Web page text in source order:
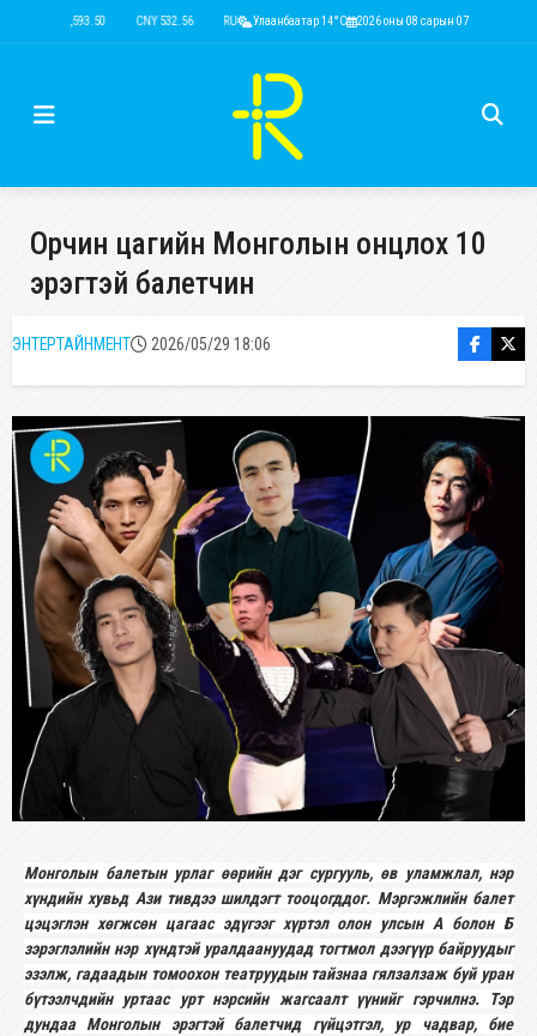
USD 3,593.50 CNY 532.56 RUB 44.52 EUR 4,146.36 KRW 2.52 USD 3,593.50
Улаанбаатар 14°C 2026 оны 08 сарын 07
Орчин цагийн Монголын онцлох 10
эрэгтэй балетчин
ЭНТЕРТАЙНМЕНТ 2026/05/29 18:06
Монголын балетын урлаг өөрийн дэг сургууль, өв уламжлал, нэр
хүндийн хувьд Ази тивдээ шилдэгт тооцогддог. Мэргэжлийн балет
цэцэглэн хөгжсөн цагаас эдүгээг хүртэл олон улсын А болон Б
зэрэглэлийн нэр хүндтэй уралдаануудад тогтмол дээгүүр байруудыг
эзэлж, гадаадын томоохон театруудын тайзнаа гялзалзаж буй уран
бүтээлчдийн уртаас урт нэрсийн жагсаалт үүнийг гэрчилнэ. Тэр
дундаа Монголын эрэгтэй балетчид гүйцэтгэл, ур чадвар, бие